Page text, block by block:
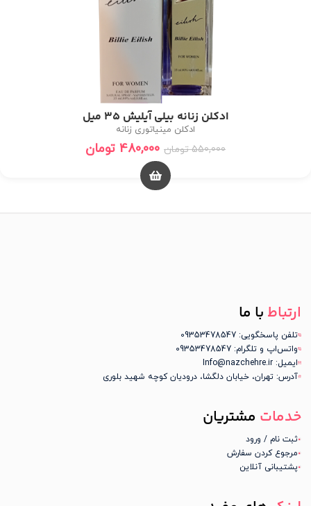
ادکلن زنانه بیلی آیلیش 35 میل
ادکلن مینیاتوری زنانه
550,000 تومان 480,000 تومان
ارتباط با ما
تلفن پاسخگویی: 09353478547
واتس‌اپ و تلگرام: 09353478547
ایمیل: Info@nazchehre.ir
آدرس: تهران، خیابان دلگشا، درودیان کوچه شهید بلوری
خدمات مشتریان
ثبت نام / ورود
مرجوع کردن سفارش
پشتیبانی آنلاین